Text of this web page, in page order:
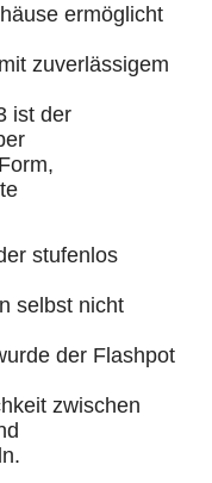
ermöglicht
zuverlässigem
ist der
stufenlos
selbst nicht
der Flashpot
zwischen